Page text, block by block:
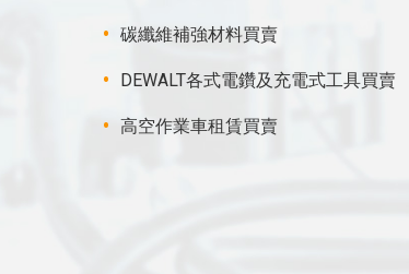
碳纖維補強材料買賣
DEWALT各式電鑽及充電式工具買賣
高空作業車租賃買賣